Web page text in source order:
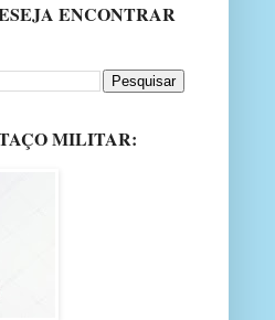
ENCONTRAR
MILITAR: